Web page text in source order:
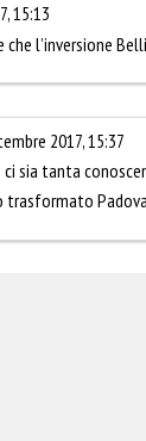
15:13
l’inversione
2017, 15:37
sia tanta
trasformato